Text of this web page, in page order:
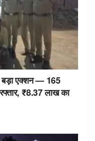
बड़ा एक्शन — 165
₹8.37 लाख का